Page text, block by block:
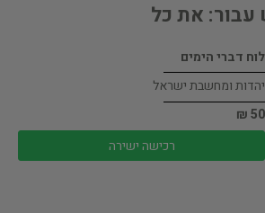
עבור: את כל
לוח דברי הימים
יהדות ומחשבת ישראל
50 ₪
רכישה ישירה